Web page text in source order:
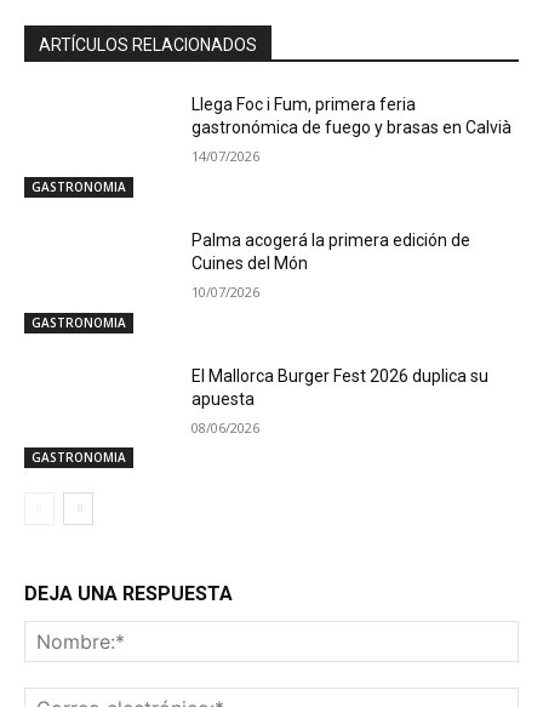
ARTÍCULOS RELACIONADOS
GASTRONOMIA
Llega Foc i Fum, primera feria
gastronómica de fuego y brasas en Calvià
14/07/2026
GASTRONOMIA
Palma acogerá la primera edición de
Cuines del Món
10/07/2026
GASTRONOMIA
El Mallorca Burger Fest 2026 duplica su
apuesta
08/06/2026
DEJA UNA RESPUESTA